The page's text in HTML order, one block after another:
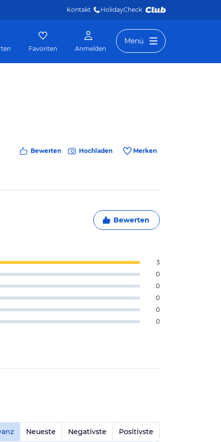
Kontakt HolidayCheck
Favoriten Anmelden
Menü
Bewerten Hochladen Merken
Bewerten
3
0
0
0
0
0
Neueste Negativste Positivste